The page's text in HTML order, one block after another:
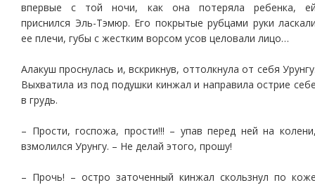
впервые с той ночи, как она потеряла ребенка,
приснился Эль-Тэмюр. Его покрытые рубцами руки
ее плечи, губы с жестким ворсом усов целовали лицо…
Алакуш проснулась и, вскрикнув, оттолкнула от себя
Выхватила из под подушки кинжал и направила острие
в грудь.
– Прости, госпожа, прости!!! – упав перед ней на
взмолился Урунгу. – Не делай этого, прошу!
– Прочь! – остро заточенный кинжал скользнул по